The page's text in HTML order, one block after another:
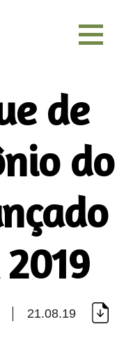
de
do
21.08.19